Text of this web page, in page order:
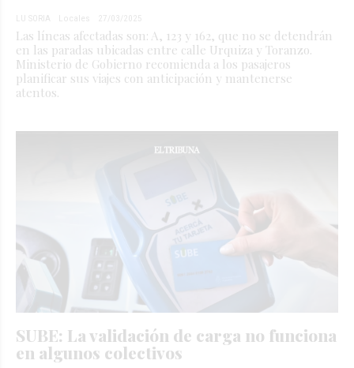
LU SORIA Locales 27/03/2025
Las líneas afectadas son: A, 123 y 162, que no se detendrán
en las paradas ubicadas entre calle Urquiza y Toranzo.
Ministerio de Gobierno recomienda a los pasajeros
planificar sus viajes con anticipación y mantenerse
atentos.
SUBE: La validación de carga no funciona
en algunos colectivos